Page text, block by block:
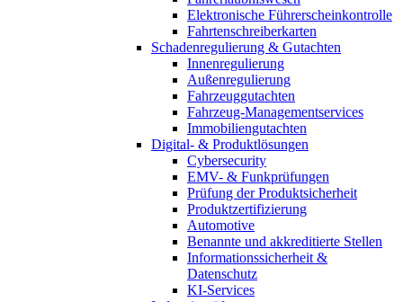
Elektronische Führerscheinkontrolle
Fahrtenschreiberkarten
Schadenregulierung & Gutachten
Innenregulierung
Außenregulierung
Fahrzeuggutachten
Fahrzeug-Managementservices
Immobiliengutachten
Digital- & Produktlösungen
Cybersecurity
EMV- & Funkprüfungen
Prüfung der Produktsicherheit
Produktzertifizierung
Automotive
Benannte und akkreditierte Stellen
Informationssicherheit &
Datenschutz
KI-Services